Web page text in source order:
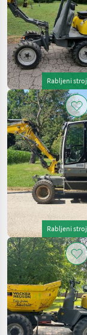
Rabljeni stroj
Rabljeni stroj